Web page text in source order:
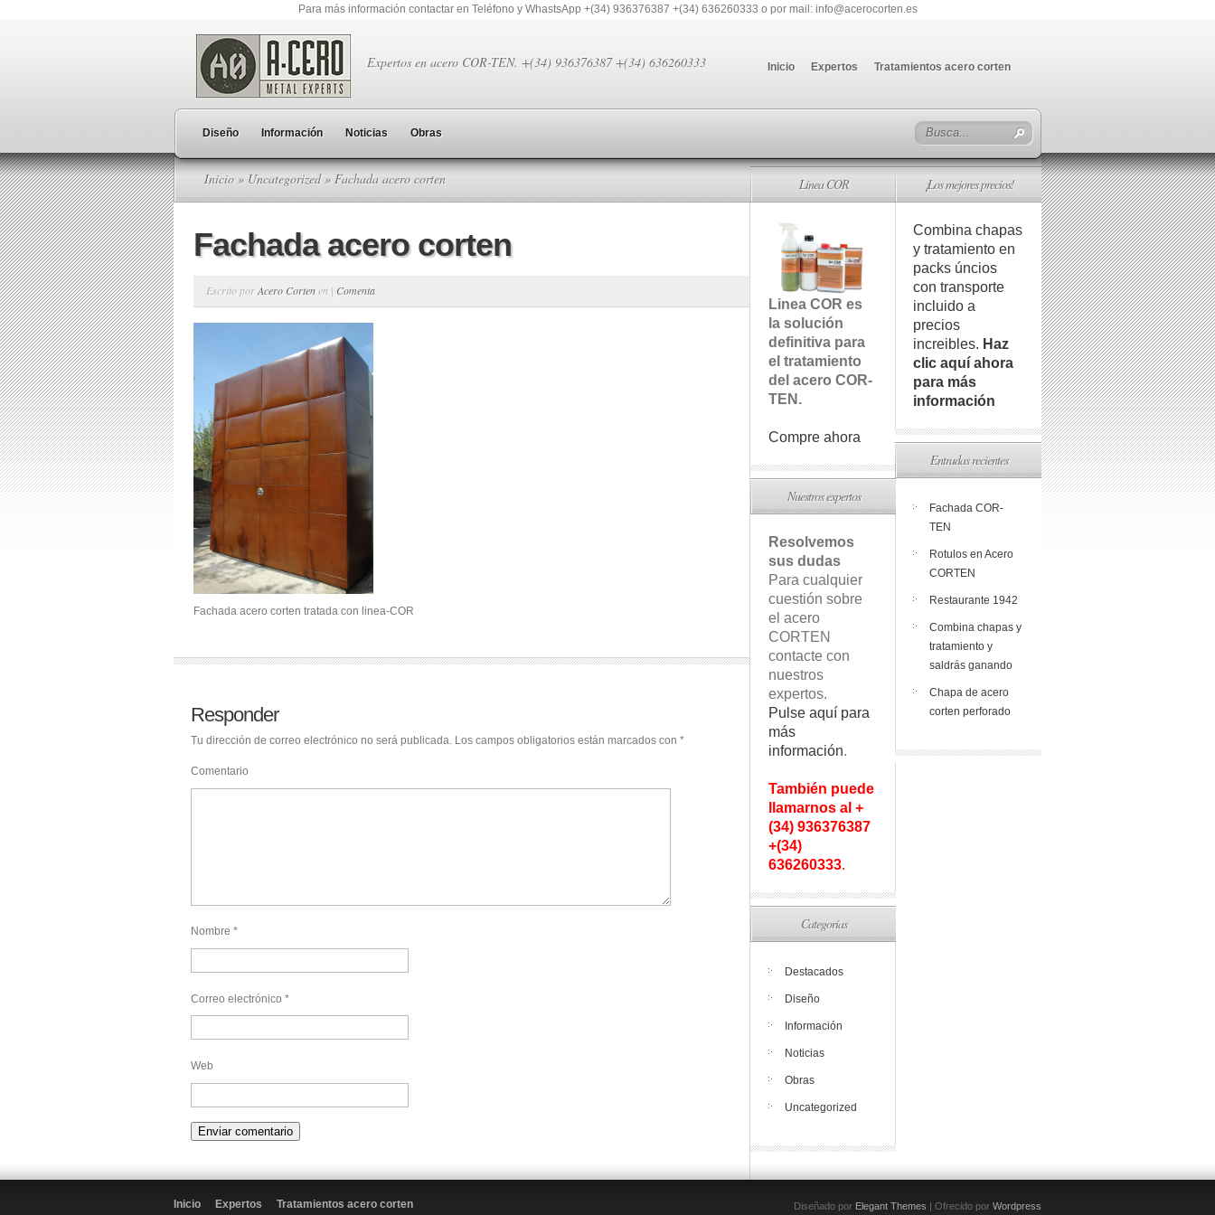
Para más información contactar en Teléfono y WhastsApp +(34) 936376387 +(34) 636260333 o por mail: info@acerocorten.es
Expertos en acero COR-TEN. +(34) 936376387 +(34) 636260333 Inicio Expertos Tratamientos acero corten
Diseño Información Noticias Obras
Inicio » Uncategorized» Fachada acero corten
Fachada acero corten
Escrito porAcero Cortenen | Comenta
Fachada acero corten tratada con linea-COR
Responder
Tu dirección de correo electrónico no será publicada. Los campos obligatorios están marcados con *
Comentario
Nombre *
Correo electrónico *
Web
Línea COR
Linea COR es
la solución
definitiva para
el tratamiento
del acero COR-
TEN.
Compre ahora
Nuestros expertos
Resolvemos
sus dudas
Para cualquier
cuestión sobre
el acero
CORTEN
contacte con
nuestros
expertos.
Pulse aquí para
más
información.
También puede
llamarnos al +
(34) 936376387
+(34)
636260333.
Categorías
Destacados
Diseño
Información
Noticias
Obras
Uncategorized
¡Los mejores precios!
Combina chapas
y tratamiento en
packs úncios
con transporte
incluido a
precios
increibles. Haz
clic aquí ahora
para más
información
Entradas recientes
Fachada COR-
TEN
Rotulos en Acero
CORTEN
Restaurante 1942
Combina chapas y
tratamiento y
saldrás ganando
Chapa de acero
corten perforado
Inicio Expertos Tratamientos acero corten Diseñado por Elegant Themes | Ofrecido por Wordpress